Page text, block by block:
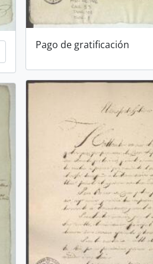
Add to clipboard
Pago de gratificación